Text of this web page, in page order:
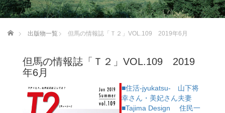
t
i
ホーム 出版物一覧 但馬の情報誌「Ｔ２」VOL.109 2019年6月
但馬の情報誌「Ｔ２」VOL.109 2019
年6月
■住活-jyukatsu- 山下将
幸さん・美妃さん夫妻
■Tajima Design 住民一